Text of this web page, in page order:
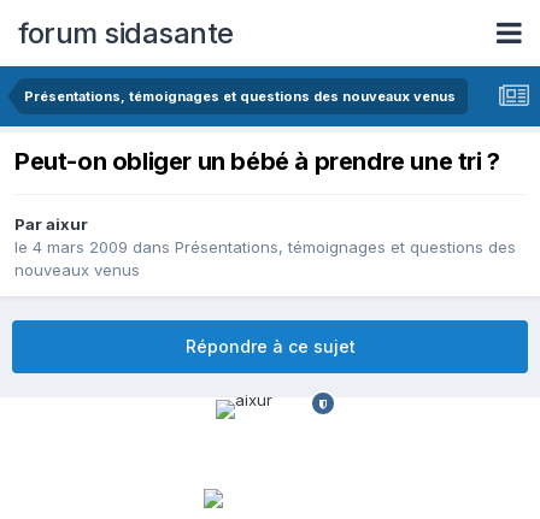
forum sidasante
Présentations, témoignages et questions des nouveaux venus
Peut-on obliger un bébé à prendre une tri ?
Par aixur
le 4 mars 2009 dans Présentations, témoignages et questions des
nouveaux venus
Répondre à ce sujet